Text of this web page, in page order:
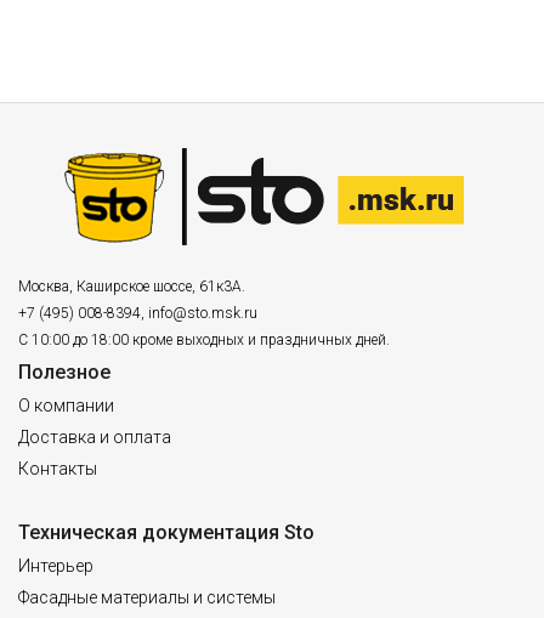
Москва, Каширское шоссе, 61к3А.
+7 (495) 008-8394, info@sto.msk.ru
С 10:00 до 18:00 кроме выходных и праздничных дней.
Полезное
О компании
Доставка и оплата
Контакты
Техническая документация Sto
Интерьер
Фасадные материалы и системы